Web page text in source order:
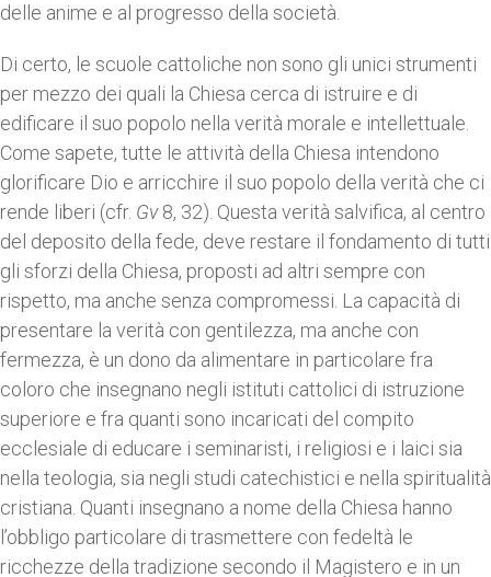
delle anime e al progresso della società.
Di certo, le scuole cattoliche non sono gli unici strumenti
per mezzo dei quali la Chiesa cerca di istruire e di
edificare il suo popolo nella verità morale e intellettuale.
Come sapete, tutte le attività della Chiesa intendono
glorificare Dio e arricchire il suo popolo della verità che ci
rende liberi (cfr. Gv8, 32). Questa verità salvifica, al centro
del deposito della fede, deve restare il fondamento di tutti
gli sforzi della Chiesa, proposti ad altri sempre con
rispetto, ma anche senza compromessi. La capacità di
presentare la verità con gentilezza, ma anche con
fermezza, è un dono da alimentare in particolare fra
coloro che insegnano negli istituti cattolici di istruzione
superiore e fra quanti sono incaricati del compito
ecclesiale di educare i seminaristi, i religiosi e i laici sia
nella teologia, sia negli studi catechistici e nella spiritualità
cristiana. Quanti insegnano a nome della Chiesa hanno
l’obbligo particolare di trasmettere con fedeltà le
ricchezze della tradizione secondo il Magistero e in un